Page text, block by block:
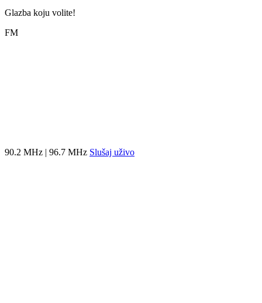
Glazba koju volite!
FM
90.2 MHz | 96.7 MHz Slušaj uživo